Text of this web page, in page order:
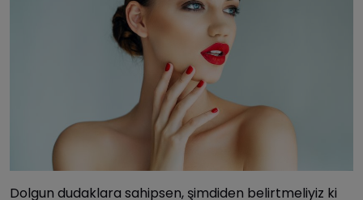
Dolgun dudaklara sahipsen, şimdiden belirtmeliyiz ki